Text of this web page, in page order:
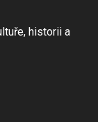
historii a